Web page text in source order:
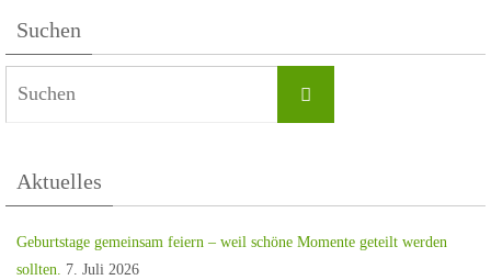
Suchen
Aktuelles
Geburtstage gemeinsam feiern – weil schöne Momente geteilt werden
sollten.
7. Juli 2026